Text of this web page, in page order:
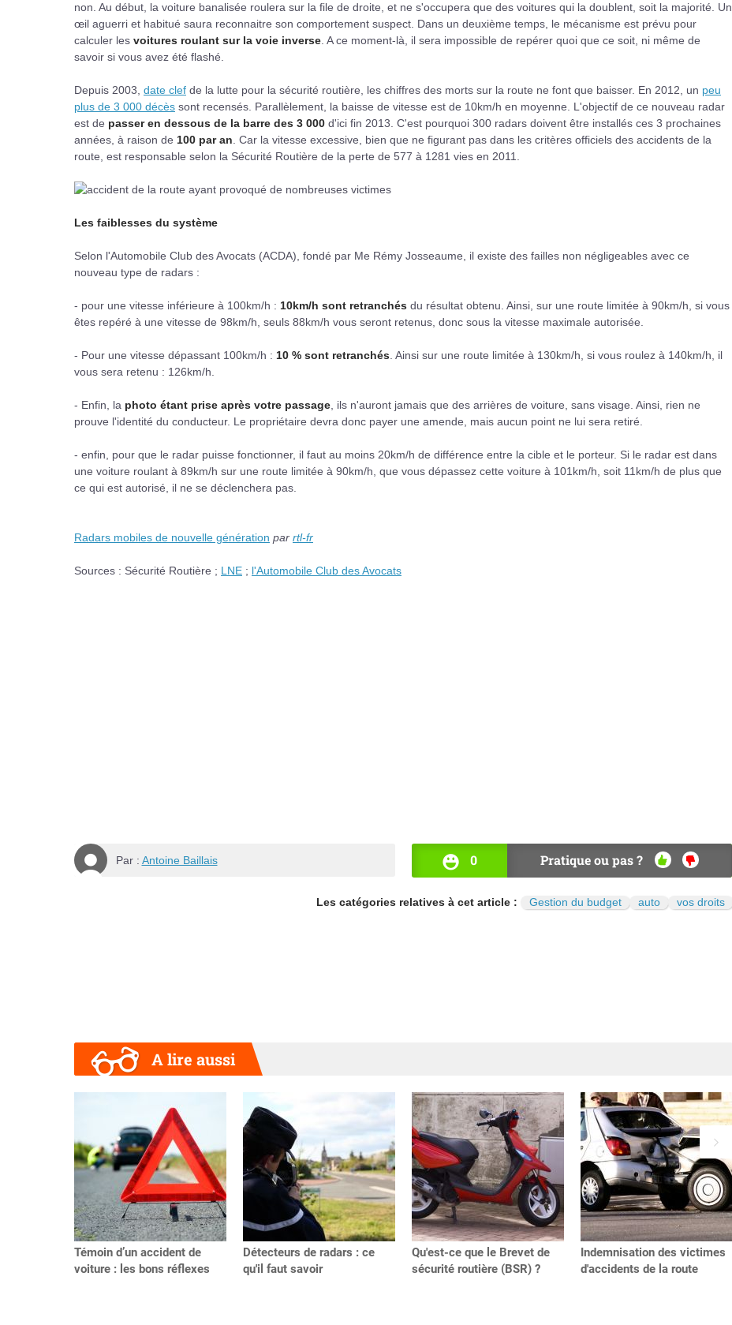
non. Au début, la voiture banalisée roulera sur la file de droite, et ne s'occupera que des voitures qui la doublent, soit la majorité. Un
œil aguerri et habitué saura reconnaitre son comportement suspect. Dans un deuxième temps, le mécanisme est prévu pour
calculer les voitures roulant sur la voie inverse . A ce moment-là, il sera impossible de repérer quoi que ce soit, ni même de
savoir si vous avez été flashé.
Depuis 2003, date clef de la lutte pour la sécurité routière, les chiffres des morts sur la route ne font que baisser. En 2012, un peu
plus de 3 000 décès sont recensés. Parallèlement, la baisse de vitesse est de 10km/h en moyenne. L'objectif de ce nouveau radar
est de passer en dessous de la barre des 3 000 d'ici fin 2013. C'est pourquoi 300 radars doivent être installés ces 3 prochaines
années, à raison de 100 par an . Car la vitesse excessive, bien que ne figurant pas dans les critères officiels des accidents de la
route, est responsable selon la Sécurité Routière de la perte de 577 à 1281 vies en 2011.
Les faiblesses du système
Selon l'Automobile Club des Avocats (ACDA), fondé par Me Rémy Josseaume, il existe des failles non négligeables avec ce
nouveau type de radars :
- pour une vitesse inférieure à 100km/h : 10km/h sont retranchés du résultat obtenu. Ainsi, sur une route limitée à 90km/h, si vous
êtes repéré à une vitesse de 98km/h, seuls 88km/h vous seront retenus, donc sous la vitesse maximale autorisée.
- Pour une vitesse dépassant 100km/h : 10 % sont retranchés . Ainsi sur une route limitée à 130km/h, si vous roulez à 140km/h, il
vous sera retenu : 126km/h.
- Enfin, la photo étant prise après votre passage , ils n'auront jamais que des arrières de voiture, sans visage. Ainsi, rien ne
prouve l'identité du conducteur. Le propriétaire devra donc payer une amende, mais aucun point ne lui sera retiré.
- enfin, pour que le radar puisse fonctionner, il faut au moins 20km/h de différence entre la cible et le porteur. Si le radar est dans
une voiture roulant à 89km/h sur une route limitée à 90km/h, que vous dépassez cette voiture à 101km/h, soit 11km/h de plus que
ce qui est autorisé, il ne se déclenchera pas.
Radars mobiles de nouvelle génération par rtl-fr
Sources : Sécurité Routière ; LNE ; l'Automobile Club des Avocats
Par : Antoine Baillais 0 Pratique ou pas ?
OUI NON
Les catégories relatives à cet article : Gestion du budget auto vos droits
A lire aussi
Témoin d’un accident de
voiture : les bons réflexes
Détecteurs de radars : ce
qu'il faut savoir
Qu'est-ce que le Brevet de
sécurité routière (BSR) ?
Indemnisation des victimes
d'accidents de la route